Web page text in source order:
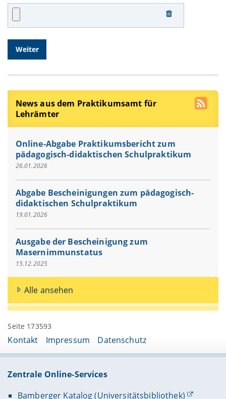
News aus dem Praktikumsamt für
Lehrämter
Online-Abgabe Praktikumsbericht zum
pädagogisch-didaktischen Schulpraktikum
26.01.2026
Abgabe Bescheinigungen zum pädagogisch-
didaktischen Schulpraktikum
19.01.2026
Ausgabe der Bescheinigung zum
Masernimmunstatus
15.12.2025
Alle ansehen
Seite 173593
Kontakt Impressum Datenschutz
Zentrale Online-Services
Bamberger Katalog (Universitätsbibliothek)